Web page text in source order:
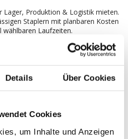
Details Über Cookies
Cookies
um Inhalte und Anzeigen
Lager, Produktion & Logistik mieten.
Staplern mit planbaren Kosten
wählbaren Laufzeiten.
Baumaschinen
Einsätze für Baustelle, Erdarbeiten
und mit kompletter